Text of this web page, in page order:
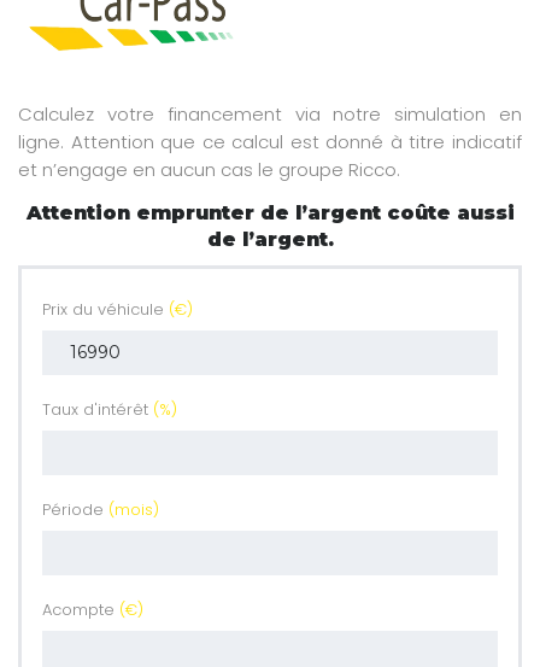
Calculez votre financement via notre simulation en
ligne. Attention que ce calcul est donné à titre indicatif
et n’engage en aucun cas le groupe Ricco.
Attention emprunter de l’argent coûte aussi
de l’argent.
Prix du véhicule (€)
Taux d'intérêt (%)
Période (mois)
Acompte (€)